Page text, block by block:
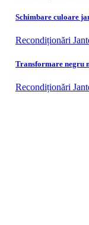
Schimbare culoare
Recondiționări
Transformare negru
Recondiționări